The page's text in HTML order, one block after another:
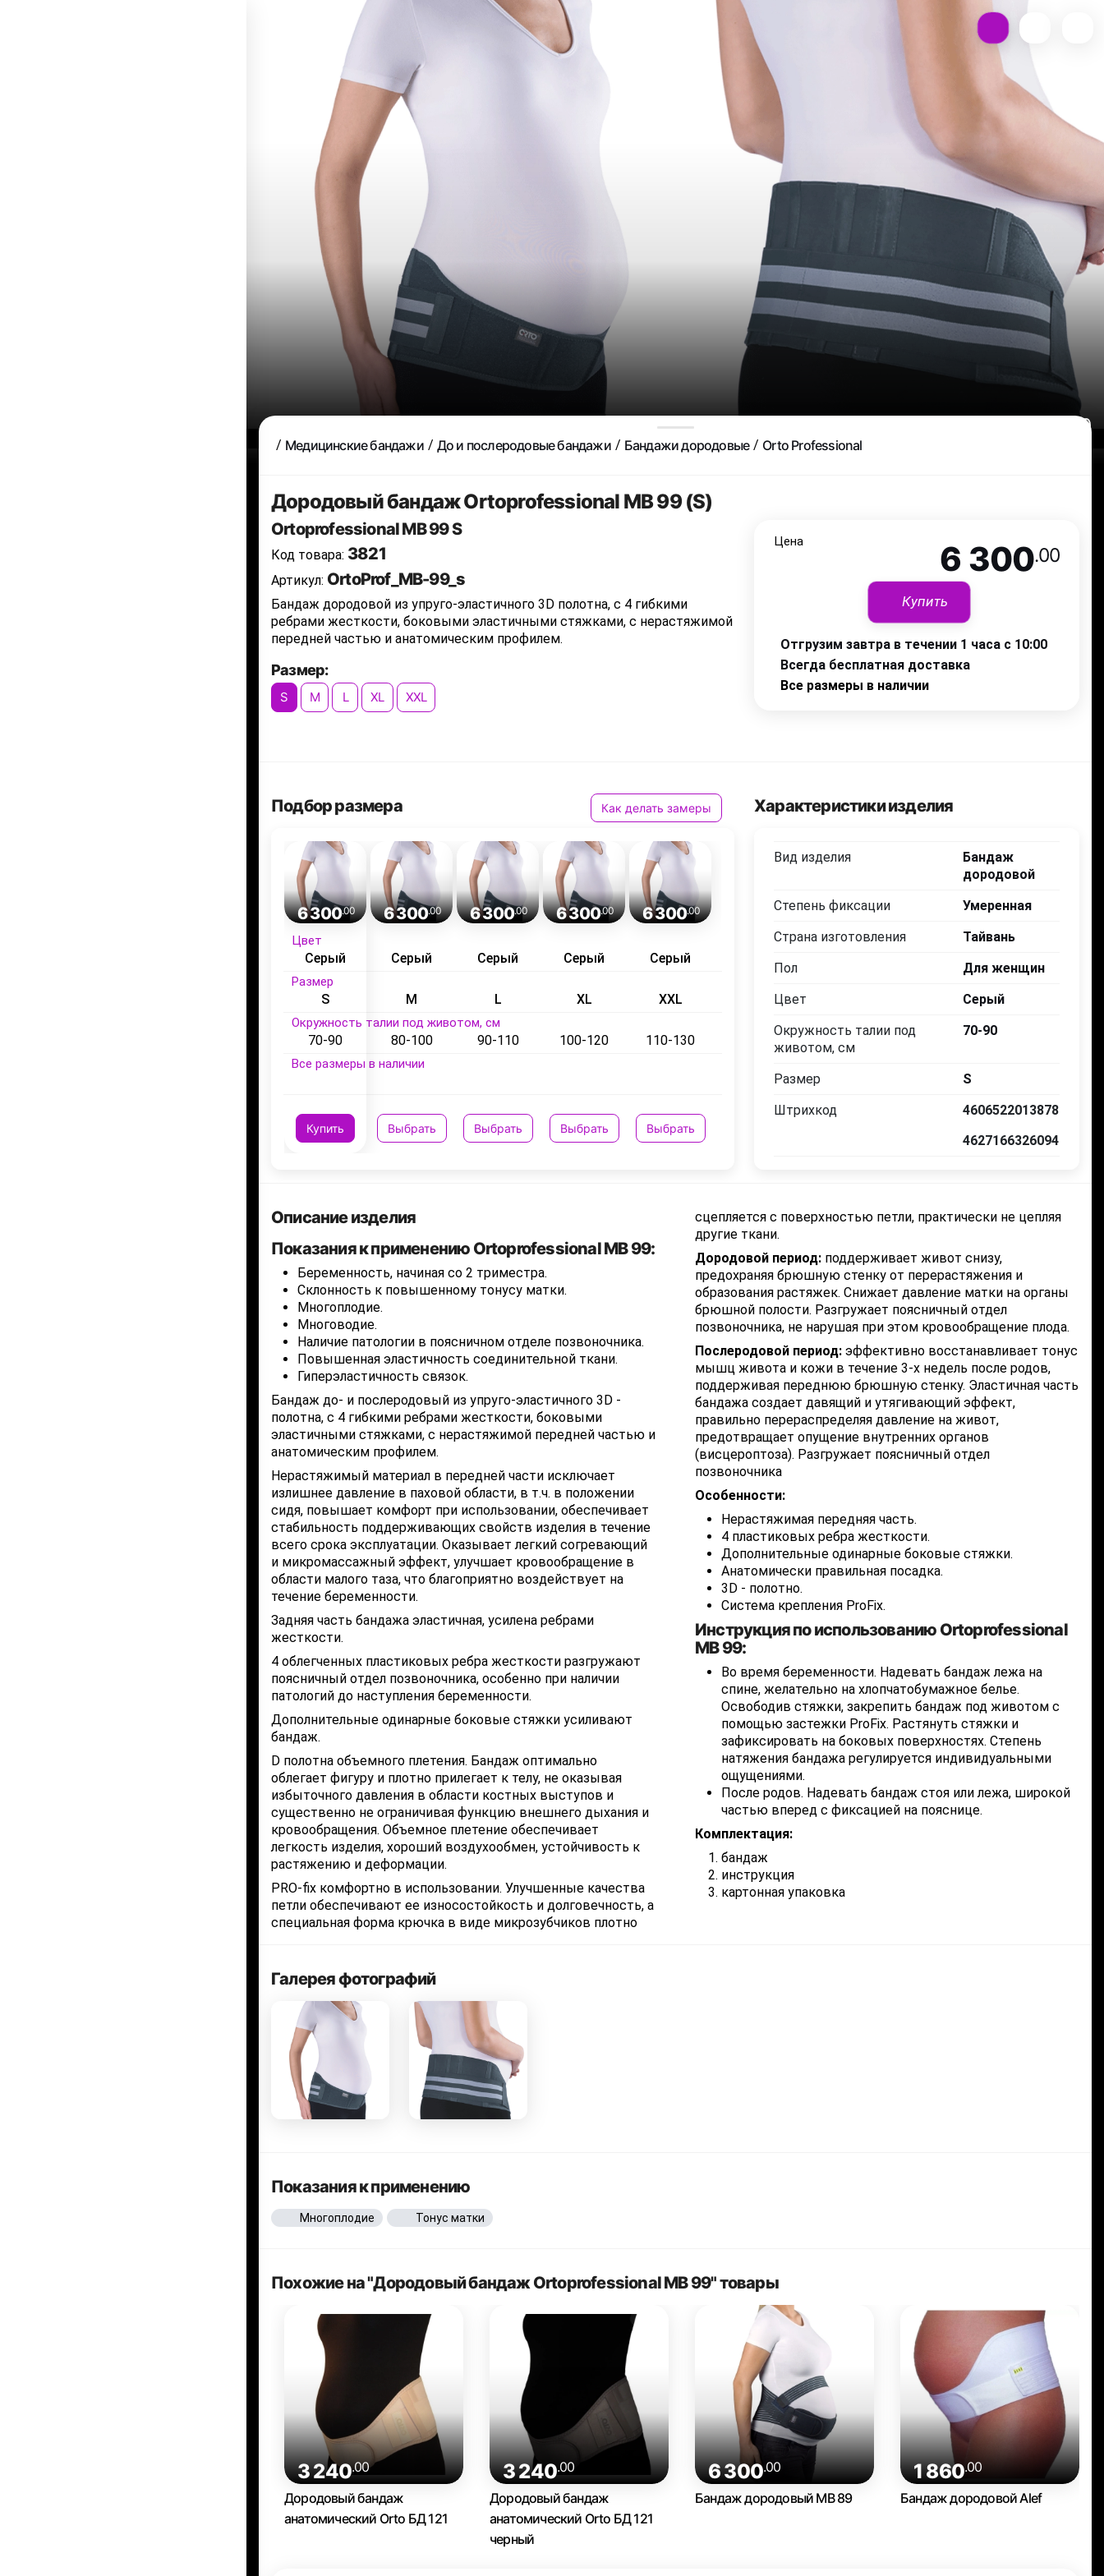
6 300 .00
Медицинские бандажи До и послеродовые бандажи Бандажи дородовые Orto Professional
Дородовый бандаж Ortoprofessional МВ 99 (S)
Ortoprofessional МВ 99 S
Код товара: 3821
Артикул: OrtoProf_МВ-99_s
Бандаж дородовой из упруго-эластичного 3D полотна, с 4 гибкими
ребрами жесткости, боковыми эластичными стяжками, с нерастяжимой
передней частью и анатомическим профилем.
Размер:
S M L XL XXL
Цена 6 300.00
Купить
Отгрузим завтра в течении 1 часа с 10:00
Всегда бесплатная доставка
Все размеры в наличии
Подбор размера Как делать замеры
Цвет
Размер
Окружность талии под животом, см
Все размеры в наличии
6 300.00
Серый
S
70-90
Купить
6 300.00
Серый
M
80-100
Выбрать
6 300.00
Серый
L
90-110
Выбрать
6 300.00
Серый
XL
100-120
Выбрать
6 300.00
Серый
XXL
110-130
Выбрать
Характеристики изделия
Вид изделия
Бандаж
дородовой
Степень фиксации
Умеренная
Страна изготовления
Тайвань
Пол
Для женщин
Цвет
Серый
Окружность талии под
животом, см
70-90
Размер
S
Штрихкод
4606522013878
4627166326094
Описание изделия
Показания к применению Ortoprofessional МВ 99:
Беременность, начиная со 2 триместра.
Склонность к повышенному тонусу матки.
Многоплодие.
Многоводие.
Наличие патологии в поясничном отделе позвоночника.
Повышенная эластичность соединительной ткани.
Гиперэластичность связок.
Бандаж до- и послеродовый из упруго-эластичного 3D -
полотна, с 4 гибкими ребрами жесткости, боковыми
эластичными стяжками, с нерастяжимой передней частью и
анатомическим профилем.
Нерастяжимый материал в передней части исключает
излишнее давление в паховой области, в т.ч. в положении
сидя, повышает комфорт при использовании, обеспечивает
стабильность поддерживающих свойств изделия в течение
всего срока эксплуатации. Оказывает легкий согревающий
и микромассажный эффект, улучшает кровообращение в
области малого таза, что благоприятно воздействует на
течение беременности.
Задняя часть бандажа эластичная, усилена ребрами
жесткости.
4 облегченных пластиковых ребра жесткости разгружают
поясничный отдел позвоночника, особенно при наличии
патологий до наступления беременности.
Дополнительные одинарные боковые стяжки усиливают
бандаж.
D полотна объемного плетения. Бандаж оптимально
облегает фигуру и плотно прилегает к телу, не оказывая
избыточного давления в области костных выступов и
существенно не ограничивая функцию внешнего дыхания и
кровообращения. Объемное плетение обеспечивает
легкость изделия, хороший воздухообмен, устойчивость к
растяжению и деформации.
PRO-fix комфортно в использовании. Улучшенные качества
петли обеспечивают ее износостойкость и долговечность, а
специальная форма крючка в виде микрозубчиков плотно
сцепляется с поверхностью петли, практически не цепляя
другие ткани.
Дородовой период: поддерживает живот снизу,
предохраняя брюшную стенку от перерастяжения и
образования растяжек. Снижает давление матки на органы
брюшной полости. Разгружает поясничный отдел
позвоночника, не нарушая при этом кровообращение плода.
Послеродовой период: эффективно восстанавливает тонус
мышц живота и кожи в течение 3-х недель после родов,
поддерживая переднюю брюшную стенку. Эластичная часть
бандажа создает давящий и утягивающий эффект,
правильно перераспределяя давление на живот,
предотвращает опущение внутренних органов
(висцероптоза). Разгружает поясничный отдел
позвоночника
Особенности:
Нерастяжимая передняя часть.
4 пластиковых ребра жесткости.
Дополнительные одинарные боковые стяжки.
Анатомически правильная посадка.
3D - полотно.
Система крепления ProFix.
Инструкция по использованию Ortoprofessional
МВ 99:
Во время беременности. Надевать бандаж лежа на
спине, желательно на хлопчатобумажное белье.
Освободив стяжки, закрепить бандаж под животом с
помощью застежки ProFix. Растянуть стяжки и
зафиксировать на боковых поверхностях. Степень
натяжения бандажа регулируется индивидуальными
ощущениями.
После родов. Надевать бандаж стоя или лежа, широкой
частью вперед с фиксацией на пояснице.
Комплектация:
бандаж
инструкция
картонная упаковка
Галерея фотографий
Показания к применению
Многоплодие Тонус матки
Похожие на "Дородовый бандаж Ortoprofessional МВ 99" товары
3 240.00
Дородовый бандаж
анатомический Orto БД 121
3 240.00
Дородовый бандаж
анатомический Orto БД 121
черный
6 300.00
Бандаж дородовый MB 89
1 860.00
Бандаж дородовой Alef